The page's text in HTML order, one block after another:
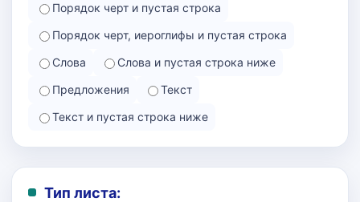
Порядок черт и пустая строка
Порядок черт, иероглифы и пустая строка
Слова
Слова и пустая строка ниже
Предложения
Текст
Текст и пустая строка ниже
Тип листа: